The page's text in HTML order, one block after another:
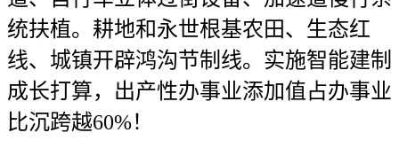
统扶植。耕地和永世根基农田、生态红
线、城镇开辟鸿沟节制线。实施智能建制
成长打算，出产性办事业添加值占办事业
比沉跨越60%！